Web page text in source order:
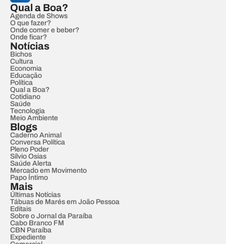
Qual a Boa?
Agenda de Shows
O que fazer?
Onde comer e beber?
Onde ficar?
Notícias
Bichos
Cultura
Economia
Educação
Política
Qual a Boa?
Cotidiano
Saúde
Tecnologia
Meio Ambiente
Blogs
Caderno Animal
Conversa Política
Pleno Poder
Sílvio Osias
Saúde Alerta
Mercado em Movimento
Papo Íntimo
Mais
Últimas Notícias
Tábuas de Marés em João Pessoa
Editais
Sobre o Jornal da Paraíba
Cabo Branco FM
CBN Paraíba
Expediente